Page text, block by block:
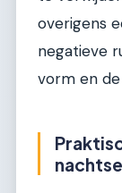
overigens
negatieve
vorm en